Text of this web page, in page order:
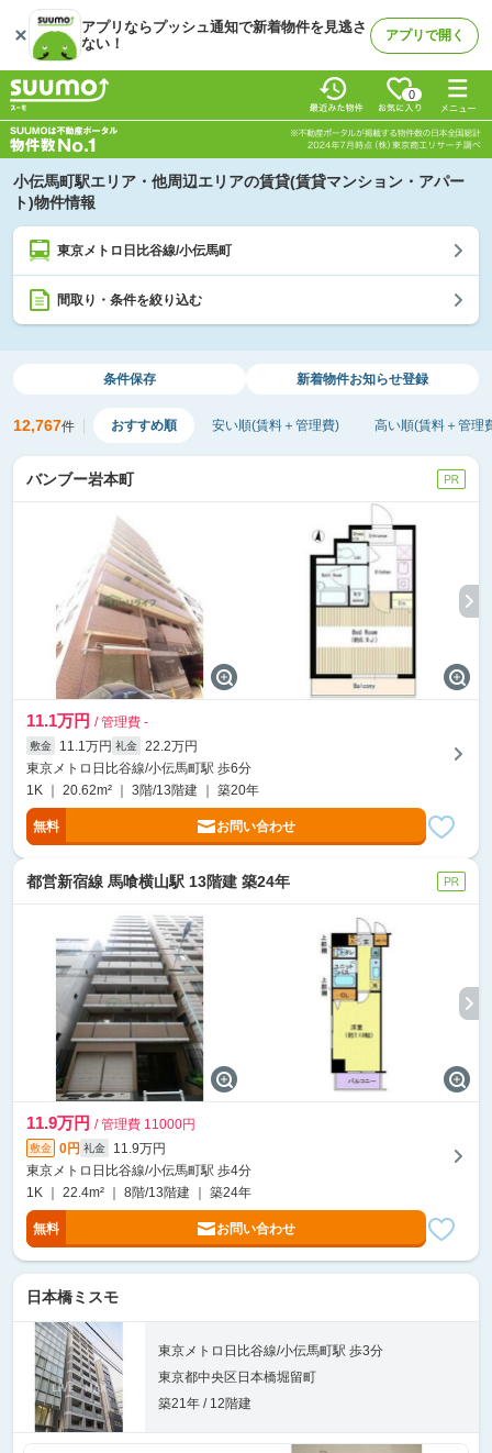
アプリならプッシュ通知で新着物件を見逃さ
ない！
アプリで開く
0
小伝馬町駅エリア・他周辺エリアの賃貸(賃貸マンション・アパー
ト)物件情報
東京メトロ日比谷線/小伝馬町
間取り・条件を絞り込む
条件保存 新着物件お知らせ登録
12,767件 おすすめ順 安い順(賃料＋管理費) 高い順(賃料＋管理
バンブー岩本町
11.1万円 / 管理費 -
敷金 11.1万円 礼金
22.2万円
東京メトロ日比谷線/小伝馬町駅 歩6分
1K ｜ 20.62m² ｜ 3階/13階建 ｜ 築20年
無料 お問い合わせ
都営新宿線 馬喰横山駅 13階建 築24年
11.9万円 / 管理費 11000円
敷金 0円 礼金
11.9万円
東京メトロ日比谷線/小伝馬町駅 歩4分
1K ｜ 22.4m² ｜ 8階/13階建 ｜ 築24年
無料 お問い合わせ
日本橋ミスモ
東京メトロ日比谷線/小伝馬町駅 歩3分
東京都中央区日本橋堀留町
築21年 / 12階建